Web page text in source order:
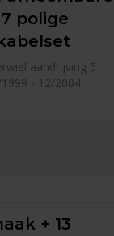
polige
aandrijving 5
- 12/2004
+ 13